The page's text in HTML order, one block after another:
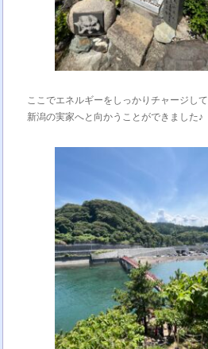
ここでエネルギーをしっかりチャージして
新潟の実家へと向かうことができました♪